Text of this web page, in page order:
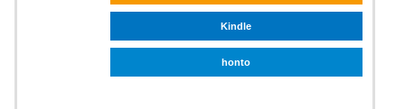
Kindle
honto